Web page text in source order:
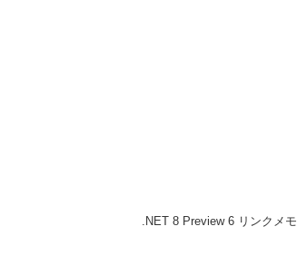
.NET 8 Preview 6 リンクメモ